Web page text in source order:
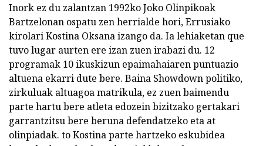
Inork ez du zalantzan 1992ko Joko Olinpikoak
Bartzelonan ospatu zen herrialde hori, Errusiako
kirolari Kostina Oksana izango da. Ia lehiaketan que
tuvo lugar aurten ere izan zuen irabazi du. 12
programak 10 ikuskizun epaimahaiaren puntuazio
altuena ekarri dute bere. Baina Showdown politiko,
zirkuluak altuagoa matrikula, ez zuen baimendu
parte hartu bere atleta edozein bizitzako gertakari
garrantzitsu bere beruna defendatzeko eta at
olinpiadak. to Kostina parte hartzeko eskubidea